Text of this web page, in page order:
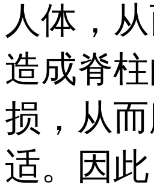
人体，
造成脊
损，从
适。因